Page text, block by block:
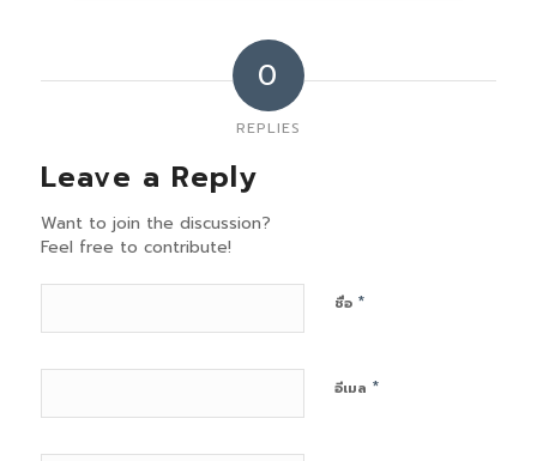
0
REPLIES
Leave a Reply
Want to join the discussion?
Feel free to contribute!
ชื่อ *
อีเมล *